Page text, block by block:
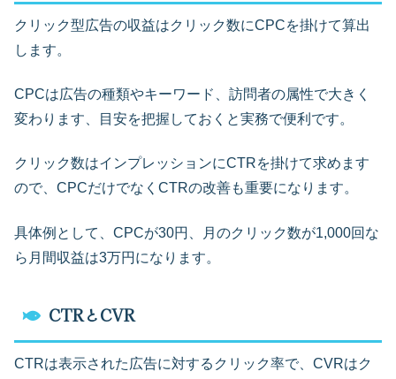
クリック型広告の収益はクリック数にCPCを掛けて算出
します。
CPCは広告の種類やキーワード、訪問者の属性で大きく
変わります、目安を把握しておくと実務で便利です。
クリック数はインプレッションにCTRを掛けて求めます
ので、CPCだけでなくCTRの改善も重要になります。
具体例として、CPCが30円、月のクリック数が1,000回な
ら月間収益は3万円になります。
CTRとCVR
CTRは表示された広告に対するクリック率で、CVRはク